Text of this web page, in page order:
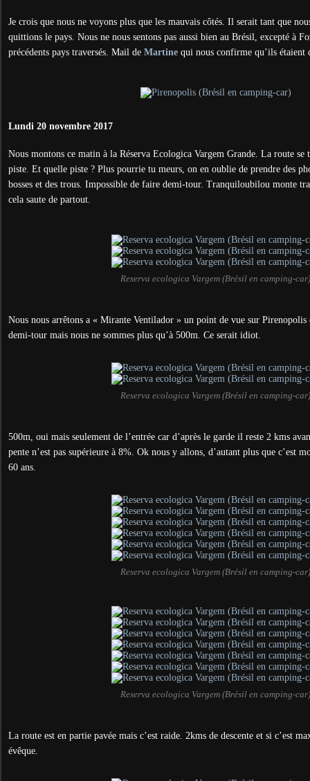
Je crois que nous ne voyons plus que les mauvais côtés. Il serait tant que
quittions le pays. Nous ne nous sentons pas aussi bien au Brésil, excepté à
précédents pays traversés. Mail de Martine qui nous confirme qu’ils étaient
Lundi 20 novembre 2017
Nous montons ce matin à la Réserva Ecologica Vargem Grande. La route se
piste. Et quelle piste ? Plus pourrie tu meurs, on en oublie de prendre des
bosses et des trous. Impossible de faire demi-tour. Tranquiloubilou monte
cela saute de partout.
Reserva ecologica Vargem (Brésil en camping-
Nous nous arrêtons a « Mirante Ventilador » un point de vue sur
demi-tour mais nous ne sommes plus qu’à 500m. Ce serait idiot.
Reserva ecologica Vargem (Brésil en camping-
500m, oui mais seulement de l’entrée car d’après le garde il reste 2 kms
pente n’est pas supérieure à 8%. Ok nous y allons, d’autant plus que c’est
60 ans.
Reserva ecologica Vargem (Brésil en camping-
Reserva ecologica Vargem (Brésil en camping-
La route est en partie pavée mais c’est raide. 2kms de descente et si c’est
évêque.